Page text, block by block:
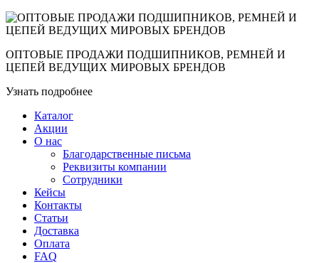
ОПТОВЫЕ ПРОДАЖИ ПОДШИПНИКОВ, РЕМНЕЙ И
ЦЕПЕЙ ВЕДУЩИХ МИРОВЫХ БРЕНДОВ
Узнать подробнее
Каталог
Акции
О нас
Благодарственные письма
Реквизиты компании
Сотрудники
Кейсы
Контакты
Статьи
Доставка
Оплата
FAQ